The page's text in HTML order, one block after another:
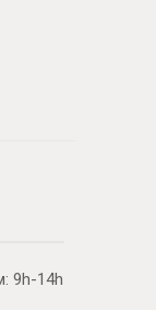
9h-14h